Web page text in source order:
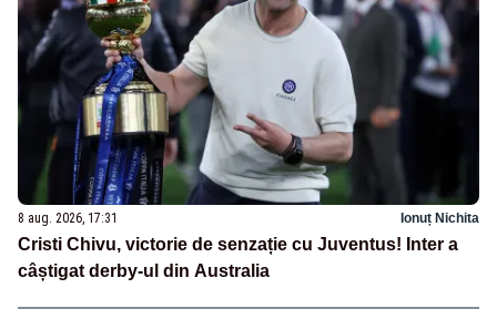
8 aug. 2026, 17:31 Ionuț Nichita
Cristi Chivu, victorie de senzație cu Juventus! Inter a
câștigat derby-ul din Australia